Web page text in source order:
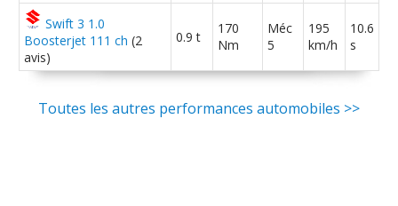
Swift 3 1.0
Boosterjet 111 ch (2
avis)
0.9 t
170
Nm
Méc
5
195
km/h
10.6
s
Toutes les autres performances automobiles >>